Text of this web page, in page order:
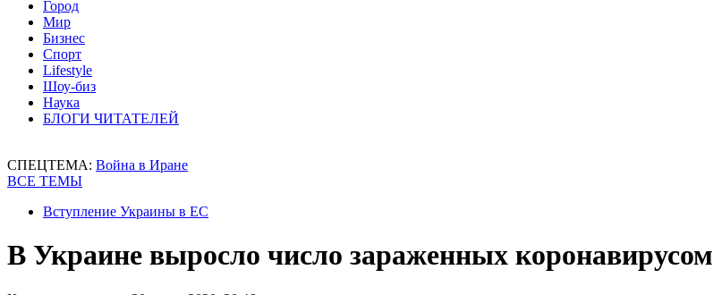
Город
Мир
Бизнес
Спорт
Lifestyle
Шоу-биз
Наука
БЛОГИ ЧИТАТЕЛЕЙ
СПЕЦТЕМА: Война в Иране
ВСЕ ТЕМЫ
Вступление Украины в ЕС
В Украине выросло число зараженных коронавирусом